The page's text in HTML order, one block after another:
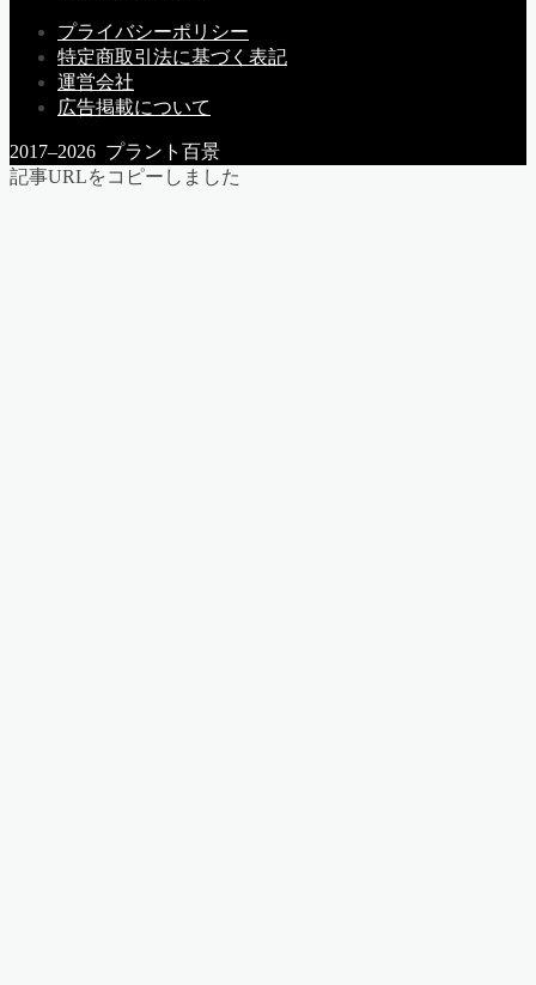
プライバシーポリシー
特定商取引法に基づく表記
運営会社
広告掲載について
2017–2026 プラント百景
記事URLをコピーしました